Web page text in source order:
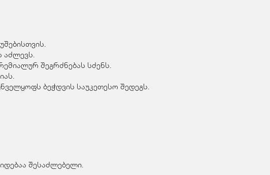
აძლევს.
შეგრძნებას სძენს.
ბეჭდვის საუკეთესო შედეგს.
შესაძლებელი.